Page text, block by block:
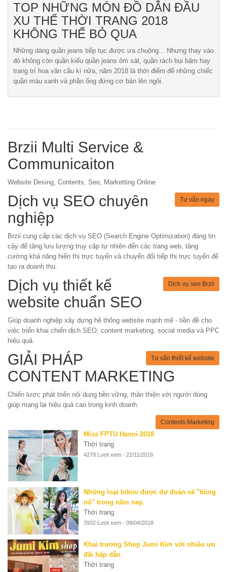
TOP NHỮNG MÓN ĐỒ DẪN ĐẦU
XU THẾ THỜI TRANG 2018
KHÔNG THỂ BỎ QUA
Những dáng quần jeans tiếp tục được ưa chuộng... Nhưng thay vào
đó không còn quần kiểu quần jeans ôm sát, quần rách bụi bặm hay
trang trí hoa văn cầu kì nữa, năm 2018 là thời điểm để những chiếc
quần màu xanh và phần ống đứng cơ bản lên ngôi.
Brzii Multi Service &
Communicaiton
Website Desing, Contents, Seo, Marketting Online
Tư vấn ngay
Dịch vụ SEO chuyên
nghiệp
Brzii cung cấp các dịch vụ SEO (Search Engine Optimization) đáng tin
cậy để tăng lưu lượng truy cập tự nhiên đến các trang web, tăng
cường khả năng hiển thị trực tuyến và chuyển đổi tiếp thị trực tuyến để
tạo ra doanh thu.
Dịch vụ seo Brzii
Dịch vụ thiết kế
website chuẩn SEO
Giúp doanh nghiệp xây dựng hệ thống website mạnh mẽ - tiền đề cho
việc triển khai chiến dịch SEO, content marketing, social media và PPC
hiệu quả.
Tư vấn thiết kế website
GIẢI PHÁP
CONTENT MARKETING
Chiến lược phát triển nội dung bền vững, thân thiện với người dùng
giúp mang lại hiệu quả cao trong kinh doanh.
Contents Marketing
Miss FPTU Hanoi 2018
Thời trang
4279 Lượt xem - 22/11/2018
Những loại bikini được dự đoán sẽ "bùng
nổ" trong năm nay.
Thời trang
3932 Lượt xem - 09/04/2018
Khai trương Shop Jumi Kim với nhiều ưu
đãi hấp dẫn
Thời trang